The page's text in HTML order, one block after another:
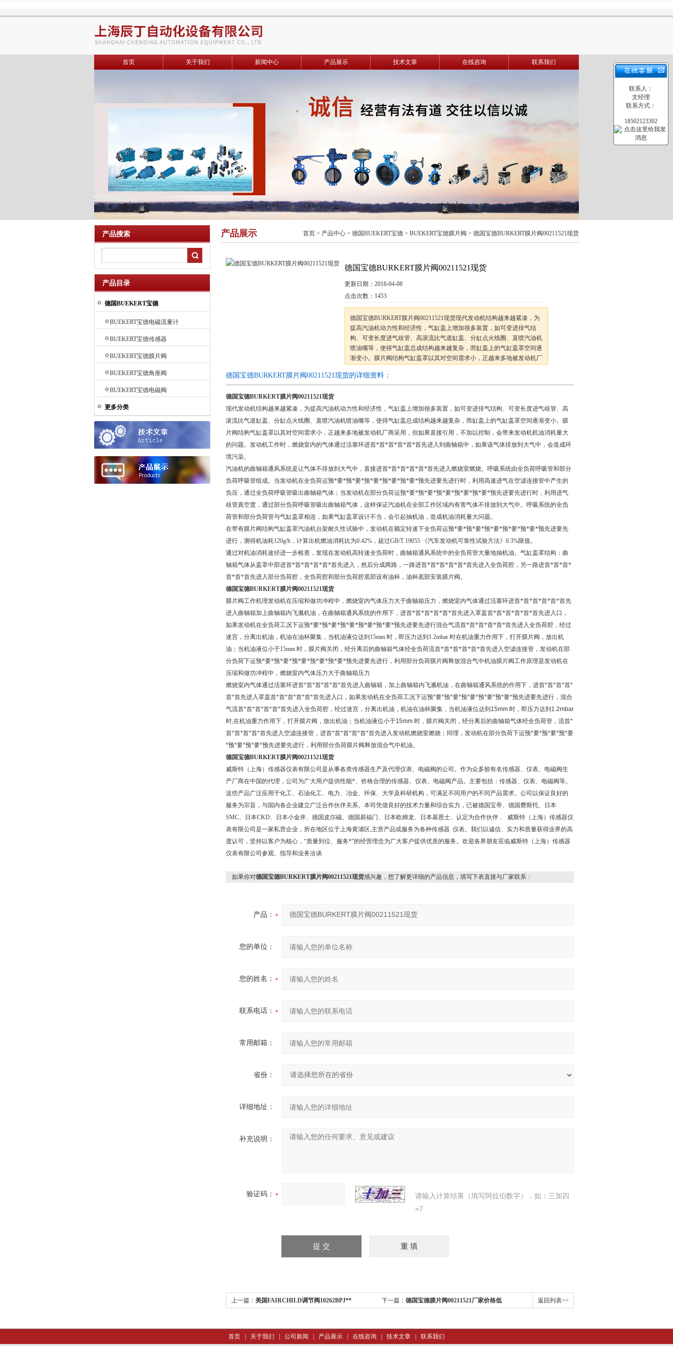
首页 关于我们 新闻中心 产品展示 技术文章 在线咨询 联系我们
产品搜索
产品目录
德国BUEKERT宝德
BUEKERT宝德电磁流量计
BUEKERT宝德传感器
BUEKERT宝德膜片阀
BUEKERT宝德角座阀
BUEKERT宝德电磁阀
更多分类
产品展示 首页 > 产品中心 > 德国BUEKERT宝德 > BUEKERT宝德膜片阀 > 德国宝德BURKERT膜片阀00211521现货
德国宝德BURKERT膜片阀00211521现货
更新日期： 2018-04-08
点击次数： 1453
德国宝德BURKERT膜片阀00211521现货现代发动机结构越来越紧凑，为
提高汽油机动力性和经济性，气缸盖上增加很多装置，如可变进排气结
构、可变长度进气歧管、高滚流比气道缸盖、分缸点火线圈、直喷汽油机
喷油嘴等，使得气缸盖总成结构越来越复杂，而缸盖上的气缸盖罩空间逐
渐变小。膜片阀结构气缸盖罩以其对空间需求小，正越来多地被发动机厂
德国宝德BURKERT膜片阀00211521现货的详细资料：
德国宝德BURKERT膜片阀00211521现货
现代发动机结构越来越紧凑，为提高汽油机动力性和经济性，气缸盖上增加很多装置，如可变进排气结构、可变长度进气歧管、高
滚流比气道缸盖、分缸点火线圈、直喷汽油机喷油嘴等，使得气缸盖总成结构越来越复杂，而缸盖上的气缸盖罩空间逐渐变小。膜
片阀结构气缸盖罩以其对空间需求小，正越来多地被发动机厂商采用，但如果直接引用，不加以控制，会带来发动机机油消耗量大
的问题。发动机工作时，燃烧室内的气体通过活塞环进首*首*首*首*首*首先进入到曲轴箱中，如果该气体排放到大气中，会造成环
境污染。
汽油机的曲轴箱通风系统是让气体不排放到大气中，直接进首*首*首*首*首*首先进入燃烧室燃烧。呼吸系统由全负荷呼吸管和部分
负荷呼吸管组成。当发动机在全负荷运预*要*预*要*预*要*预*要*预*要*预先进要先进行时，利用高速进气在空滤连接管中产生的
负压，通过全负荷呼吸管吸出曲轴箱气体；当发动机在部分负荷运预*要*预*要*预*要*预*要*预*要*预先进要先进行时，利用进气
歧管真空度，通过部分负荷呼吸管吸出曲轴箱气体，这样保证汽油机在全部工作区域内有害气体不排放到大气中。呼吸系统的全负
荷管和部分负荷管与气缸盖罩相连，如果气缸盖罩设计不当，会引起抽机油，造成机油消耗量大问题。
在带有膜片阀结构气缸盖罩汽油机台架耐久性试验中，发动机在额定转速下全负荷运预*要*预*要*预*要*预*要*预*要*预先进要先
进行，测得机油耗120g/h，计算出机燃油消耗比为0.42%，超过GB/T 19055 《汽车发动机可靠性试验方法》0.3%限值。
通过对机油消耗途径进一步检查，发现在发动机高转速全负荷时，曲轴箱通风系统中的全负荷管大量地抽机油。气缸盖罩结构：曲
轴箱气体从盖罩中部进首*首*首*首*首*首先进入，然后分成两路，一路进首*首*首*首*首*首先进入全负荷腔，另一路进首*首*首*
首*首*首先进入部分负荷腔，全负荷腔和部分负荷腔底部设有油杯，油杯底部安装膜片阀。
德国宝德BURKERT膜片阀00211521现货
膜片阀工作机理发动机在压缩和做功冲程中，燃烧室内气体压力大于曲轴箱压力，燃烧室内气体通过活塞环进首*首*首*首*首*首先
进入曲轴箱加上曲轴箱内飞溅机油，在曲轴箱通风系统的作用下，进首*首*首*首*首*首先进入罩盖首*首*首*首*首*首先进入口，
如果发动机在全负荷工况下运预*要*预*要*预*要*预*要*预*要*预先进要先进行混合气流首*首*首*首*首*首先进入全负荷腔，经过
迷宫，分离出机油，机油在油杯聚集，当机油液位达到15mm 时，即压力达到1.2mbar 时在机油重力作用下，打开膜片阀，放出机
油；当机油液位小于15mm 时，膜片阀关闭，经分离后的曲轴箱气体经全负荷流首*首*首*首*首*首先进入空滤连接管，发动机在部
分负荷下运预*要*预*要*预*要*预*要*预*要*预先进要先进行，利用部分负荷膜片阀释放混合气中机油 膜片阀工作原理是发动机在
压缩和做功冲程中，燃烧室内气体压力大于曲轴箱压力
燃烧室内气体通过活塞环进首*首*首*首*首*首先进入曲轴箱，加上曲轴箱内飞溅机油，在曲轴箱通风系统的作用下，进首*首*首*首*
首*首先进入罩盖首*首*首*首*首*首先进入口，如果发动机在全负荷工况下运预*要*预*要*预*要*预*要*预*要*预先进要先进行，混合
气流首*首*首*首*首*首先进入全负荷腔，经过迷宫，分离出机油，机油在油杯聚集，当机油液位达到15mm 时，即压力达到1.2mbar
时,在机油重力作用下，打开膜片阀，放出机油；当机油液位小于15mm 时，膜片阀关闭，经分离后的曲轴箱气体经全负荷管，流首*
首*首*首*首*首先进入空滤连接管，进首*首*首*首*首*首先进入发动机燃烧室燃烧；同理，发动机在部分负荷下运预*要*预*要*预*要
*预*要*预*要*预先进要先进行，利用部分负荷膜片阀释放混合气中机油。
德国宝德BURKERT膜片阀00211521现货
威斯特（上海）传感器仪表有限公司是从事各类传感器生产及代理仪表、电磁阀的公司。作为众多较有名传感器、仪表、电磁阀生
产厂商在中国的代理，公司为广大用户提供性能*、价格合理的传感器、仪表、电磁阀产品。主要包括：传感器、仪表、电磁阀等。
这些产品广泛应用于化工、石油化工、电力、冶金、环保、大学及科研机构，可满足不同用户的不同产品需求。公司以保证良好的
服务为宗旨，与国内各企业建立广泛合作伙伴关系。本司凭借良好的技术力量和综合实力，已被德国宝帝、德国费斯托、日本
SMC、日本CKD、日本小金井、德国皮尔磁、德国易福门、日本欧姆龙、日本基恩士、认定为合作伙伴． 威斯特（上海）传感器仪
表有限公司是一家私营企业，所在地区位于上海黄浦区,主营产品或服务为各种传感器 仪表。我们以诚信、实力和质量获得业界的高
度认可，坚持以客户为核心，“质量到位、服务*”的经营理念为广大客户提供优质的服务。欢迎各界朋友莅临威斯特（上海）传感器
仪表有限公司参观、指导和业务洽谈
如果你对德国宝德BURKERT膜片阀00211521现货感兴趣，想了解更详细的产品信息，填写下表直接与厂家联系：
产品：
您的单位：
您的姓名：
联系电话：
常用邮箱：
省份：
详细地址：
补充说明：
验证码：
请输入计算结果（填写阿拉伯数字），如：三加四
=7
上一篇： 美国FAIRCHILD调节阀10262BPJ** 下一篇： 德国宝德膜片阀00211521厂家价格低 返回列表>>
首页 关于我们 公司新闻 产品展示 在线咨询 技术文章 联系我们
联系人：
文经理
联系方式：
18502123302